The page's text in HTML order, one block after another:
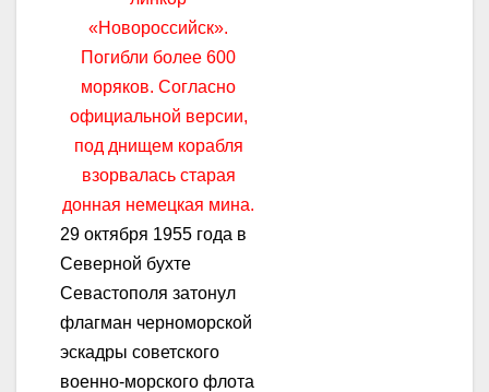
29 октября 1955 года в
Северной бухте
Севастополя затонул
флагман черноморской
эскадры советского
военно-морского флота